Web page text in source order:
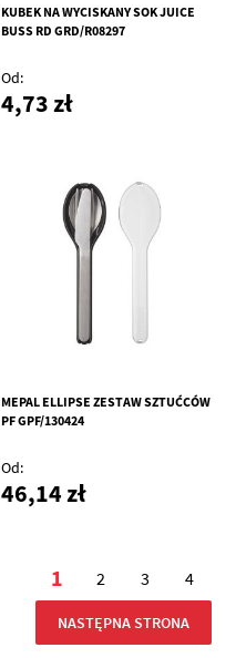
KUBEK NA WYCISKANY SOK JUICE
BUSS RD GRD/R08297
Od
4,73 zł
MEPAL ELLIPSE ZESTAW SZTUĆCÓW
PF GPF/130424
Od
46,14 zł
Aktualnie czytasz
1 Strona
2 Strona
3 4
STRONA
NASTĘPNA STRONA